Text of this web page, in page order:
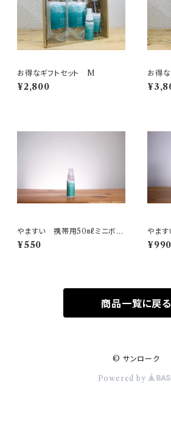
お得なギフトセット M
¥2,800
お得
やますい 携帯用50㎖ミニボト
ル
¥550
やま
¥990
商品一覧に戻る
© サンローク
Powered by